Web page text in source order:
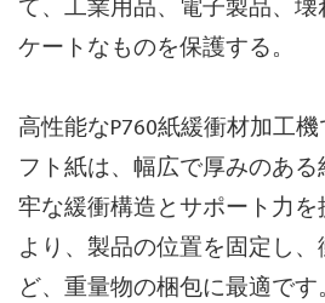
て、工業用品、電子製品、壊
ケートなものを保護する。
高性能なP760紙緩衝材加工
フト紙は、幅広で厚みのあ
牢な緩衝構造とサポート力
より、製品の位置を固定し
ど、重量物の梱包に最適です